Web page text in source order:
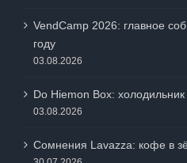
VendCamp 2026: главное
году
03.08.2026
Do Hiemon Box:
03.08.2026
Сомнения Lavazza: кофе в